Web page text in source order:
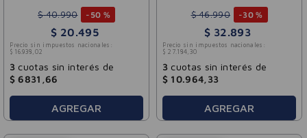
$ 40.990 - 50 %
$ 20.495
Precio sin impuestos nacionales:
$ 16 .938 02
3 cuotas sin interés de
$ 6831 ,66
AGREGAR
$ 46.990 -30 %
$ 32.893
Precio sin impuestos nacionales:
$ 27 184 30
3 cuotas sin interés de
$ 10.964 33
AGREGAR